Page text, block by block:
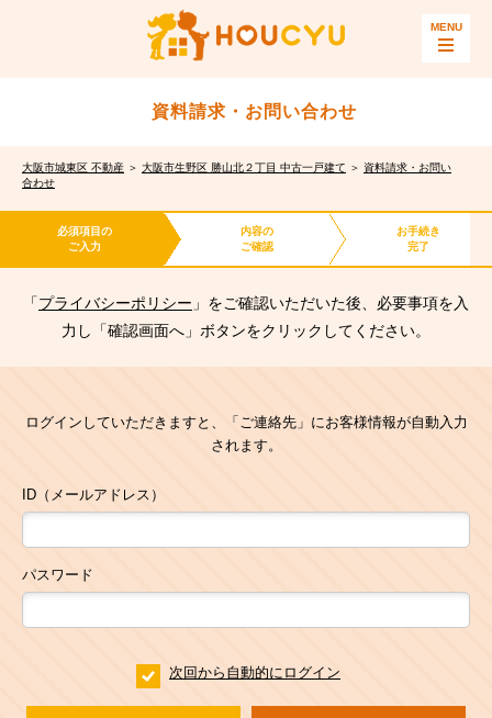
資料請求・お問い合わせ
大阪市城東区 不動産 ＞ 大阪市生野区 勝山北２丁目 中古一戸建て ＞ 資料請求・お問い
合わせ
必須項目の
ご入力
内容の
ご確認
お手続き
完了
「プライバシーポリシー 」をご確認いただいた後、必要事項を入
力し「確認画面へ」ボタンをクリックしてください。
ログインしていただきますと、「ご連絡先」にお客様情報が自動入力
されます。
ID（メールアドレス）
パスワード
次回から自動的にログイン